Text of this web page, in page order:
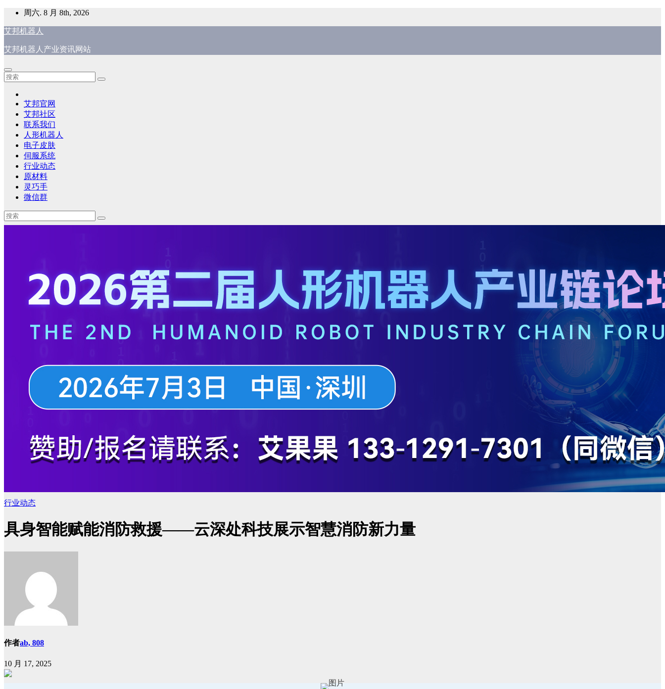
内
周六. 8 月 8th, 2026
艾邦机器人
艾邦机器人产业资讯网站
艾邦官网
艾邦社区
联系我们
人形机器人
电子皮肤
伺服系统
行业动态
原材料
灵巧手
微信群
行业动态
具身智能赋能消防救援——云深处科技展示智慧消防新力量
作者ab, 808
10 月 17, 2025